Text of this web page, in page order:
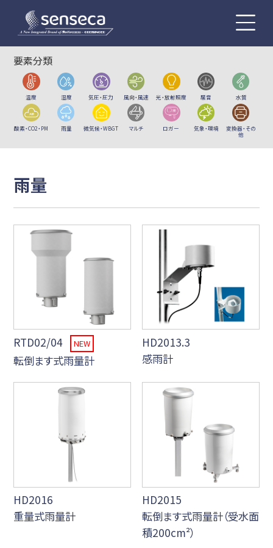
要素分類
温度 湿度 気圧・圧力 風向・風速 光・放射照度 騒音 水質
酸素・CO2・PM 雨量 微気候・WBGT マルチ ロガー 気象・環境
変換器・その
他
雨量
RTD02/04 NEW
転倒ます式雨量計
HD2013.3
感雨計
HD2016
重量式雨量計
HD2015
転倒ます式雨量計（受水面
積200cm²）